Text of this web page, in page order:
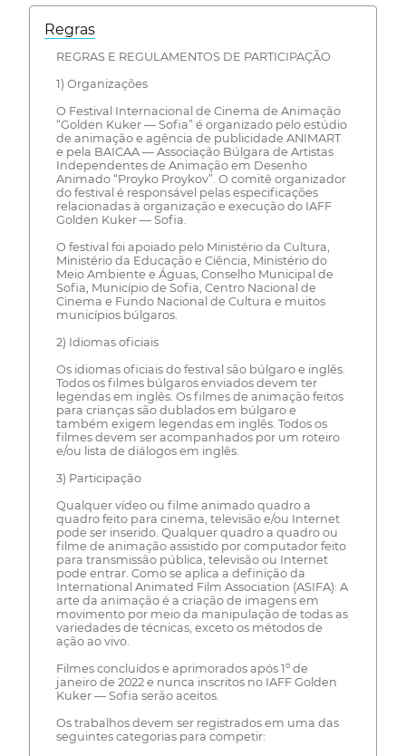
Regras
REGRAS E REGULAMENTOS DE PARTICIPAÇÃO
1) Organizações
O Festival Internacional de Cinema de Animação
“Golden Kuker — Sofia” é organizado pelo estúdio
de animação e agência de publicidade ANIMART
e pela BAICAA — Associação Búlgara de Artistas
Independentes de Animação em Desenho
Animado “Proyko Proykov”. O comitê organizador
do festival é responsável pelas especificações
relacionadas à organização e execução do IAFF
Golden Kuker — Sofia.
O festival foi apoiado pelo Ministério da Cultura,
Ministério da Educação e Ciência, Ministério do
Meio Ambiente e Águas, Conselho Municipal de
Sofia, Município de Sofia, Centro Nacional de
Cinema e Fundo Nacional de Cultura e muitos
municípios búlgaros.
2) Idiomas oficiais
Os idiomas oficiais do festival são búlgaro e inglês.
Todos os filmes búlgaros enviados devem ter
legendas em inglês. Os filmes de animação feitos
para crianças são dublados em búlgaro e
também exigem legendas em inglês. Todos os
filmes devem ser acompanhados por um roteiro
e/ou lista de diálogos em inglês.
3) Participação
Qualquer vídeo ou filme animado quadro a
quadro feito para cinema, televisão e/ou Internet
pode ser inserido. Qualquer quadro a quadro ou
filme de animação assistido por computador feito
para transmissão pública, televisão ou Internet
pode entrar. Como se aplica a definição da
International Animated Film Association (ASIFA): A
arte da animação é a criação de imagens em
movimento por meio da manipulação de todas as
variedades de técnicas, exceto os métodos de
ação ao vivo.
Filmes concluídos e aprimorados após 1º de
janeiro de 2022 e nunca inscritos no IAFF Golden
Kuker — Sofia serão aceitos.
Os trabalhos devem ser registrados em uma das
seguintes categorias para competir: